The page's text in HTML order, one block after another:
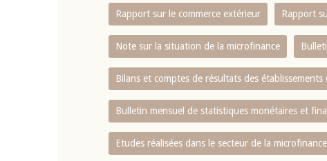
Rapport sur le commerce extérieur Rapport
Note sur la situation de la microfinance
Bilans et comptes de résultats des établissements
Bulletin mensuel de statistiques monétaires et
Etudes réalisées dans le secteur de la microfinance